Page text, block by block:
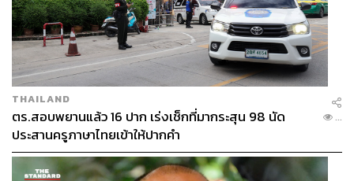
THAILAND
ตร.สอบพยานแล้ว 16 ปาก เร่งเช็กที่มากระสุน 98 นัด
ประสานครูภาษาไทยเข้าให้ปากคำ
...